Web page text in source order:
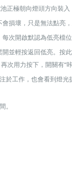
極朝向燈頭方向裝入
損壞，只是無法點亮，
每次開啟默認為低亮檔位
並輕按返回低亮。 按
用力按下，開關有“咔
工作，也會看到燈光